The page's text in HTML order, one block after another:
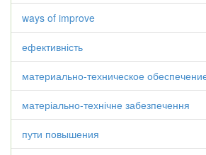
ways of improve
ефективність
материально-техническое
матеріально-технічне забезпечення
пути повышения